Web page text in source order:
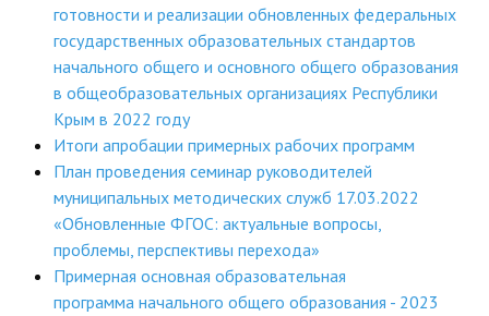
готовности и реализации обновленных федеральных
государственных образовательных стандартов
начального общего и основного общего образования
в общеобразовательных организациях Республики
Крым в 2022 году
Итоги апробации примерных рабочих программ
План проведения семинар руководителей
муниципальных методических служб 17.03.2022
«Обновленные ФГОС: актуальные вопросы,
проблемы, перспективы перехода»
Примерная основная образовательная
программа начального общего образования - 2023